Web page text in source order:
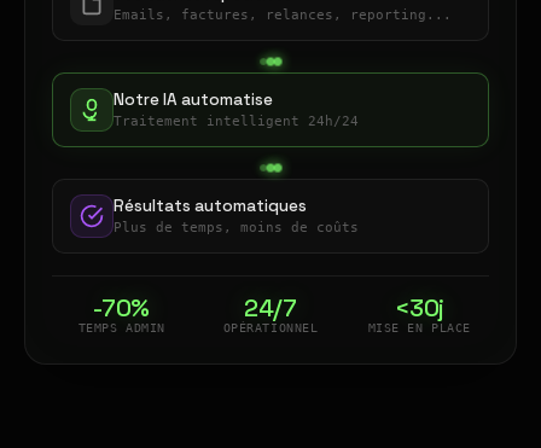
Emails, factures, relances, reporting...
Notre IA automatise
Traitement intelligent 24h/24
Résultats automatiques
Plus de temps, moins de coûts
-70%
TEMPS ADMIN
24/7
OPÉRATIONNEL
<30j
MISE EN PLACE